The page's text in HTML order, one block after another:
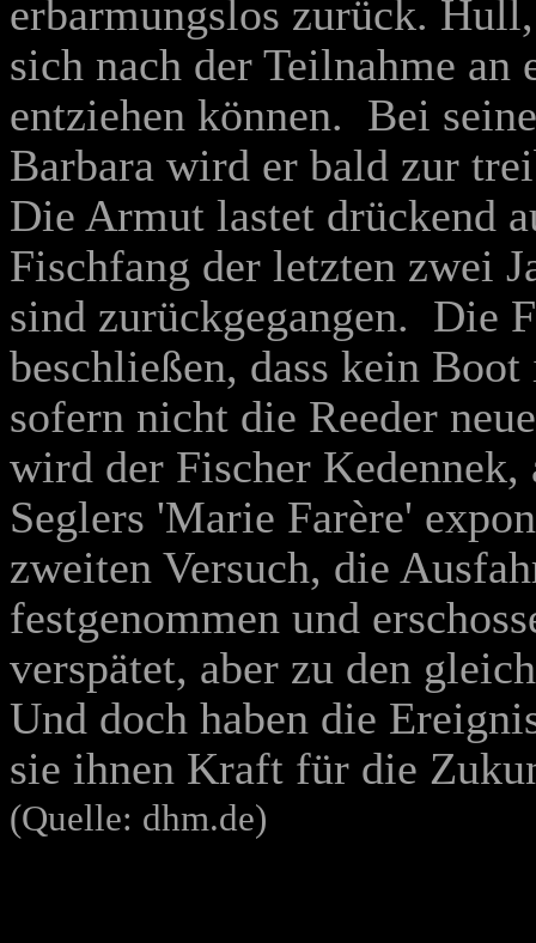
erbarmungslos zurück.
sich nach der Teilnahme
entziehen können. Bei
Barbara wird er bald zur
Die Armut lastet drückend
Fischfang der letzten zwei
sind zurückgegangen. Die
beschließen, dass kein
sofern nicht die Reeder
wird der Fischer
Seglers 'Marie Farère'
zweiten Versuch, die
festgenommen und
verspätet, aber zu den
Und doch haben die
sie ihnen Kraft für die
(Quelle: dhm.de)